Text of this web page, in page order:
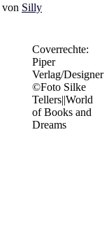
von Silly
Coverrechte:
Piper
Verlag/Designer
©Foto Silke
Tellers||World
of Books and
Dreams